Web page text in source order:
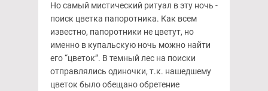
Но самый мистический ритуал в эту ночь -
поиск цветка папоротника. Как всем
известно, папоротники не цветут, но
именно в купальскую ночь можно найти
его “цветок”. В темный лес на поиски
отправлялись одиночки, т.к. нашедшему
цветок было обещано обретение